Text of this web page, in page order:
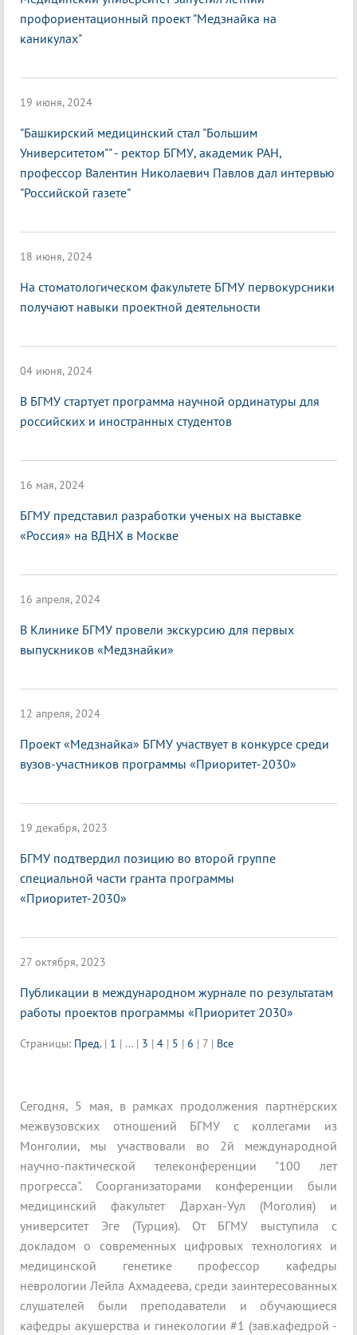
профориентационный проект "Медзнайка на
каникулах"
19 июня, 2024
"Башкирский медицинский стал "Большим
Университетом"" - ректор БГМУ, академик РАН,
профессор Валентин Николаевич Павлов дал интервью
"Российской газете"
18 июня, 2024
На стоматологическом факультете БГМУ первокурсники
получают навыки проектной деятельности
04 июня, 2024
В БГМУ стартует программа научной ординатуры для
российских и иностранных студентов
16 мая, 2024
БГМУ представил разработки ученых на выставке
«Россия» на ВДНХ в Москве
16 апреля, 2024
В Клинике БГМУ провели экскурсию для первых
выпускников «Медзнайки»
12 апреля, 2024
Проект «Медзнайка» БГМУ участвует в конкурсе среди
вузов-участников программы «Приоритет-2030»
19 декабря, 2023
БГМУ подтвердил позицию во второй группе
специальной части гранта программы
«Приоритет-2030»
27 октября, 2023
Публикации в международном журнале по результатам
работы проектов программы «Приоритет 2030»
Страницы: Пред. | 1 | ... | 3 | 4 | 5 | 6 | 7 | Все
Сегодня, 5 мая, в рамках продолжения партнёрских
межвузовских отношений БГМУ с коллегами из
Монголии, мы участвовали во 2й международной
научно-пактической телеконференции "100 лет
прогресса". Соорганизаторами конференции были
медицинский факультет Дархан-Уул (Моголия) и
университет Эге (Турция). От БГМУ выступила с
докладом о современных цифровых технологиях и
медицинской генетике профессор кафедры
неврологии Лейла Ахмадеева, среди заинтересованных
слушателей были преподаватели и обучающиеся
кафедры акушерства и гинекологии #1 (зав.кафедрой -